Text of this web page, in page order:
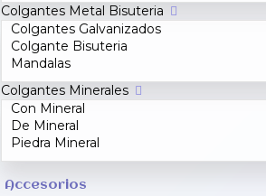
Colgantes Metal Bisuteria
Colgantes Galvanizados
Colgante Bisuteria
Mandalas
Colgantes Minerales
Con Mineral
De Mineral
Piedra Mineral
Accesorios